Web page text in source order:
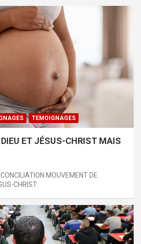
TEMOIGNAGES
ET JÉSUS-CHRIST MAIS
MOUVEMENT DE
CHRIST